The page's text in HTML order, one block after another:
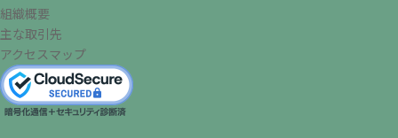
組織概要
主な取引先
アクセスマップ